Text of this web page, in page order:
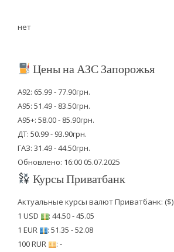
нет
Цены на АЗС Запорожья
А92: 65.99 - 77.90грн.
А95: 51.49 - 83.50грн.
А95+: 58.00 - 85.90грн.
ДТ: 50.99 - 93.90грн.
ГАЗ: 31.49 - 44.50грн.
Обновлено: 16:00 05.07.2025
Курсы Приватбанк
Актуальные курсы валют Приватбанк: ($)
1 USD
: 44.50 - 45.05
1 EUR
: 51.35 - 52.08
100 RUR
: -